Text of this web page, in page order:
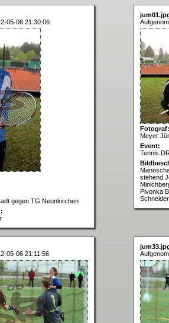
05-06 21:30:06
gegen TG Neunkirchen
Fotograf:
Meyer
Event:
Tennis
stehend
Pivonka
05-06 21:11:56